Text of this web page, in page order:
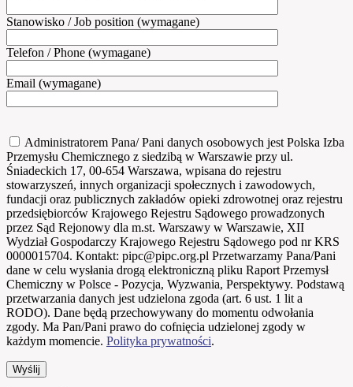
Stanowisko / Job position (wymagane)
Telefon / Phone (wymagane)
Email (wymagane)
Administratorem Pana/ Pani danych osobowych jest Polska Izba
Przemysłu Chemicznego z siedzibą w Warszawie przy ul.
Śniadeckich 17, 00-654 Warszawa, wpisana do rejestru
stowarzyszeń, innych organizacji społecznych i zawodowych,
fundacji oraz publicznych zakładów opieki zdrowotnej oraz rejestru
przedsiębiorców Krajowego Rejestru Sądowego prowadzonych
przez Sąd Rejonowy dla m.st. Warszawy w Warszawie, XII
Wydział Gospodarczy Krajowego Rejestru Sądowego pod nr KRS
0000015704. Kontakt: pipc@pipc.org.pl Przetwarzamy Pana/Pani
dane w celu wysłania drogą elektroniczną pliku Raport Przemysł
Chemiczny w Polsce - Pozycja, Wyzwania, Perspektywy. Podstawą
przetwarzania danych jest udzielona zgoda (art. 6 ust. 1 lit a
RODO). Dane będą przechowywany do momentu odwołania
zgody. Ma Pan/Pani prawo do cofnięcia udzielonej zgody w
każdym momencie. Polityka prywatności.